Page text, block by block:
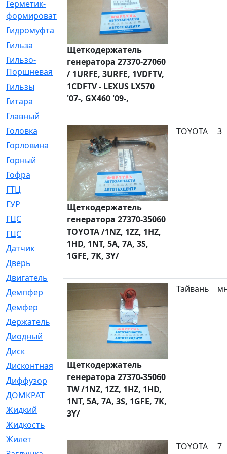
Герметик-
формирователь
Гидромуфта
[47]
Гильза
[56]
Гильзо-
Поршневая
[13]
Гильзы
[259]
Гитара
[7]
Главный
Головка
Горловина
[14]
Горный
[1]
Гофра
[86]
ГТЦ
[96]
ГУР
[34]
ГЦC
[6]
ГЦС
[74]
Датчик
[969]
Дверь
[249]
Двигатель
[64]
Демпфер
Демфер
[1]
Держатель
Диодный
Диск
Дисконтная
[1]
Диффузор
[1]
ДОМКРАТ
[1]
Жидкий
Жидкость
Жилет
[1]
Щеткодержатель
генератора 27370-27060
/ 1URFE, 3URFE, 1VDFTV,
1CDFTV - LEXUS LX570
'07-, GX460 '09-,
Щеткодержатель
генератора 27370-35060
TOYOTA /1NZ, 1ZZ, 1HZ,
1HD, 1NT, 5A, 7A, 3S,
1GFE, 7K, 3Y/
TOYOTA 3
Щеткодержатель
генератора 27370-35060
TW /1NZ, 1ZZ, 1HZ, 1HD,
1NT, 5A, 7A, 3S, 1GFE, 7K,
3Y/
Тайвань
TOYOTA 7